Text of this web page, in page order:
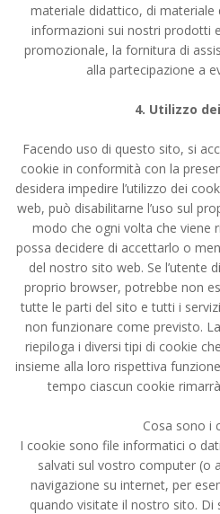
materiale didattico, di
informazioni sui nostri prodotti
promozionale, la fornitura di
alla partecipazione a
4. Utilizzo
Facendo uso di questo sito, si
cookie in conformità con la
desidera impedire l’utilizzo dei
web, può disabilitarne l’uso sul
modo che ogni volta che viene
possa decidere di accettarlo o
del nostro sito web. Se l’utente
proprio browser, potrebbe non
tutte le parti del sito e tutti i
non funzionare come previsto.
riepiloga i diversi tipi di cookie
insieme alla loro rispettiva
tempo ciascun cookie
Cosa sono i
I cookie sono file informatici o
salvati sul vostro computer (o
navigazione su internet, per
quando visitate il nostro sito.